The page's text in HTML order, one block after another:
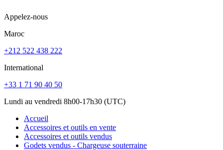
Appelez-nous
Maroc
+212 522 438 222
International
+33 1 71 90 40 50
Lundi au vendredi 8h00-17h30 (UTC)
Accueil
Accessoires et outils en vente
Accessoires et outils vendus
Godets vendus - Chargeuse souterraine